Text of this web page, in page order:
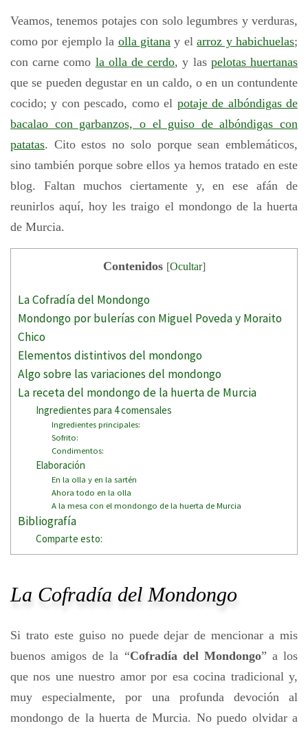
Veamos, tenemos potajes con solo legumbres y verduras,
como por ejemplo la olla gitana y elarroz y habichuelas;
con carne como la olla de cerdo, y las pelotas huertanas
que se pueden degustar en un caldo, o en un contundente
cocido; y con pescado, como el potaje de albóndigas de
bacalao con garbanzos, o el guiso de albóndigas con
patatas. Cito estos no solo porque sean emblemáticos,
sino también porque sobre ellos ya hemos tratado en este
blog. Faltan muchos ciertamente y, en ese afán de
reunirlos aquí, hoy les traigo el mondongo de la huerta
de Murcia.
Contenidos [Ocultar]
La Cofradía del Mondongo
Mondongo por bulerías con Miguel Poveda y Moraito
Chico
Elementos distintivos del mondongo
Algo sobre las variaciones del mondongo
La receta del mondongo de la huerta de Murcia
Ingredientes para 4 comensales
Ingredientes principales:
Sofrito:
Condimentos:
Elaboración
En la olla y en la sartén
Ahora todo en la olla
A la mesa con el mondongo de la huerta de Murcia
Bibliografía
Comparte esto:
La Cofradía del Mondongo
Si trato este guiso no puede dejar de mencionar a mis
buenos amigos de la “Cofradía del Mondongo” a los
que nos une nuestro amor por esa cocina tradicional y,
muy especialmente, por una profunda devoción al
mondongo de la huerta de Murcia. No puedo olvidar a